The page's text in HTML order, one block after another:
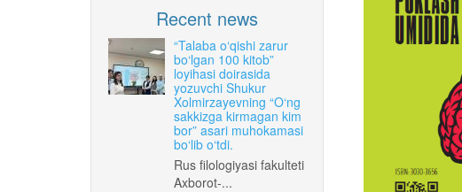
Recent news
“Talaba o‘qishi zarur
bo‘lgan 100 kitob”
loyihasi doirasida
yozuvchi Shukur
Xolmirzayevning “O‘ng
sakkizga kirmagan kim
bor” asari muhokamasi
bo‘lib o‘tdi.
Rus filologiyasi fakulteti
Axborot-...